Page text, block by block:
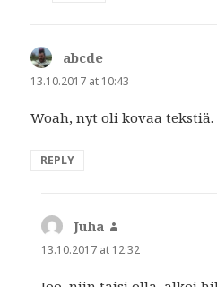
abcde
13.10.2017 at 10:43
Woah, nyt oli kovaa tekstiä.
REPLY
Juha
13.10.2017 at 12:32